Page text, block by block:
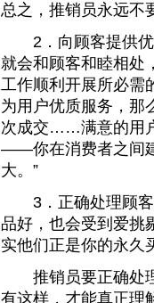
总之，推销员永远
2．向顾客提供优
就会和顾客和睦相处
工作顺利开展所必需
为用户优质服务，那
次成交……满意的用
——你在消费者之间
大。”
3．正确处理顾客
品好，也会受到爱挑
实他们正是你的
推销员要正确处理
有这样，才能真正理